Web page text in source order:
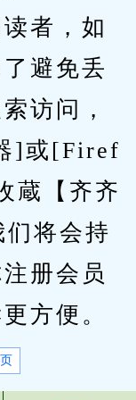
者，如
避免丢
访问，
]或[Firef
蔵【齐齐
将会持
册会员
方便。